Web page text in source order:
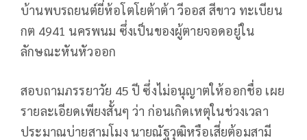
บ้านพบรถยนต์ยี่ห้อโตโยต้าต้า วีออส สีขาว ทะเบียน
กต 4941 นครพนม ซึ่งเป็นของผู้ตายจอดอยู่ใน
ลักษณะหันหัวออก
สอบถามภรรยาวัย 45 ปี ซึ่งไม่อนุญาตให้ออกชื่อ เผย
รายละเอียดเพียงสั้นๆ ว่า ก่อนเกิดเหตุในช่วงเวลา
ประมาณบ่ายสามโมง นายณัฐวุฒิหรือเสี่ยต้อมสามี